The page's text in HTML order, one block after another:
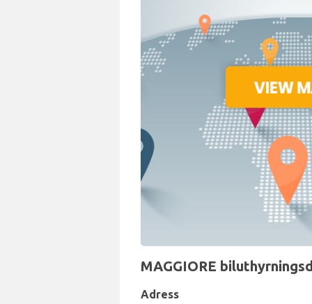
MAGGIORE
Adress